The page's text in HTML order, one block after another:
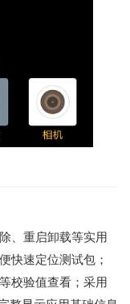
、重启卸载等实用
快速定位测试包；
校验值查看；采用